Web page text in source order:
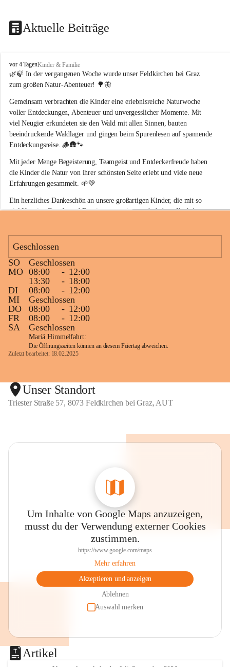
Aktuelle Beiträge
F
e
l
k
i
r
c
h
e
n
b
e
i
r
a
vor 4 TagenKinder & Familie
🌿🍃 In der vergangenen Woche wurde unser Feldkirchen bei Graz
zum großen Natur-Abenteuer! 🌳🦋
Gemeinsam verbrachten die Kinder eine erlebnisreiche Naturwoche
voller Entdeckungen, Abenteuer und unvergesslicher Momente. Mit
viel Neugier erkundeten sie den Wald mit allen Sinnen, bauten
beeindruckende Waldlager und gingen beim Spurenlesen auf spannende
Entdeckungsreise. 🪵🛖🐾
Mit jeder Menge Begeisterung, Teamgeist und Entdeckerfreude haben
die Kinder die Natur von ihrer schönsten Seite erlebt und viele neue
Erfahrungen gesammelt. 🌱💚
Ein herzliches Dankeschön an unsere großartigen Kinder, die mit so
viel Neugier, Freude und Begeisterung mitgemacht haben. Ihr habt
Geschlossen
SO
Geschlossen
MO 08:00 - 12:00
13:30
- 18:00
DI
08:00 - 12:00
MI
Geschlossen
DO
08:00 - 12:00
FR
08:00 - 12:00
SA
Geschlossen
Mariä Himmelfahrt:
Die Öffnungszeiten können an diesem Feiertag abweichen.
Zuletzt bearbeitet: 18.02.2025
Unser Standort
Triester Straße 57, 8073 Feldkirchen bei Graz, AUT
Um Inhalte von Google Maps anzuzeigen,
musst du der Verwendung externer Cookies
zustimmen.
https://www.google.com/maps
Mehr erfahren
Akzeptieren und anzeigen
Ablehnen
Auswahl merken
Artikel